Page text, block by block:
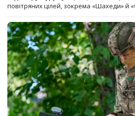
повітряних цілей, зокрема «Шахеди» й